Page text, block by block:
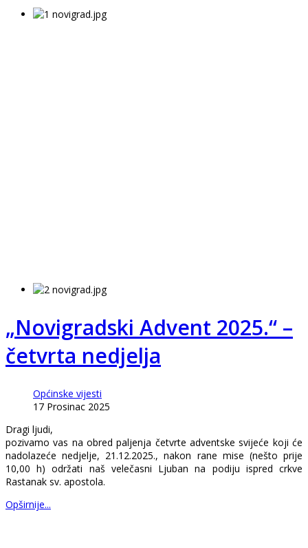
„Novigradski Advent 2025.“ –
četvrta nedjelja
Općinske vijesti
17 Prosinac 2025
Dragi ljudi,
pozivamo vas na obred paljenja četvrte adventske svijeće koji će
nadolazeće nedjelje, 21.12.2025., nakon rane mise (nešto prije
10,00 h) održati naš velečasni Ljuban na podiju ispred crkve
Rastanak sv. apostola.
Opširnije...